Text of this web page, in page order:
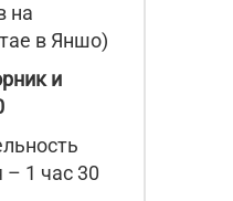
на
в Яншо)
и
– 1 час 30